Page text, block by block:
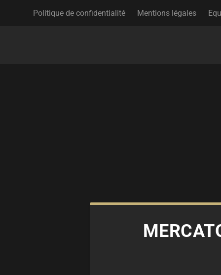
Politique de confidentialité Mentions légales